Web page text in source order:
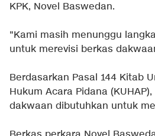
KPK, Novel Baswedan.
"Kami masih menunggu
untuk merevisi berkas
Berdasarkan Pasal 144 Kitab
Hukum Acara Pidana
dakwaan dibutuhkan untuk